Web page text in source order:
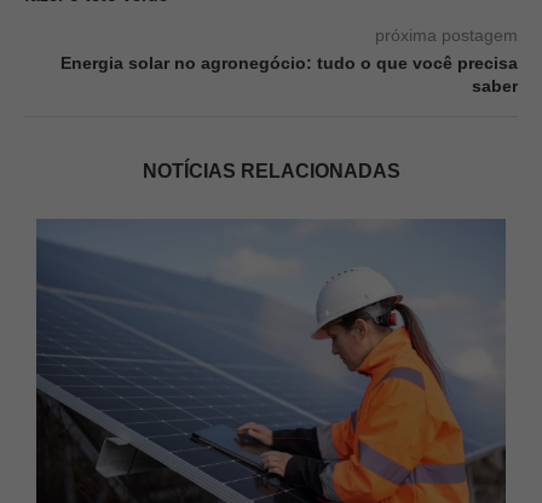
próxima postagem
Energia solar no agronegócio: tudo o que você precisa
saber
NOTÍCIAS RELACIONADAS